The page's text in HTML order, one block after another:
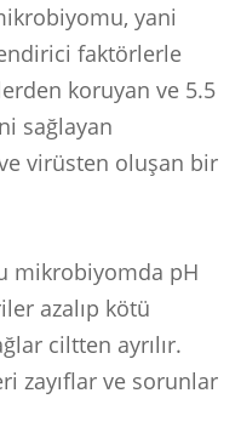
yani
faktörlerle
koruyan ve 5.5
sağlayan
virüsten oluşan bir
mikrobiyomda pH
azalıp kötü
ciltten ayrılır.
zayıflar ve sorunlar